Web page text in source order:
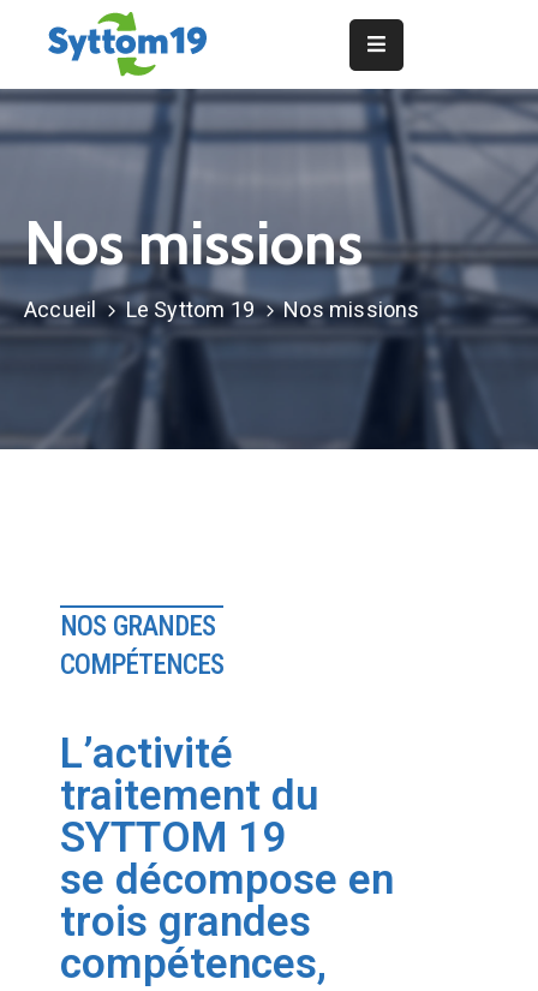
Actualités
19
Consignes
de
tri
Traitement
déchets
Nos missions
Accueil Le Syttom 19 Nos missions
NOS GRANDES
COMPÉTENCES
L’activité
traitement du
SYTTOM 19
se décompose en
trois grandes
compétences,